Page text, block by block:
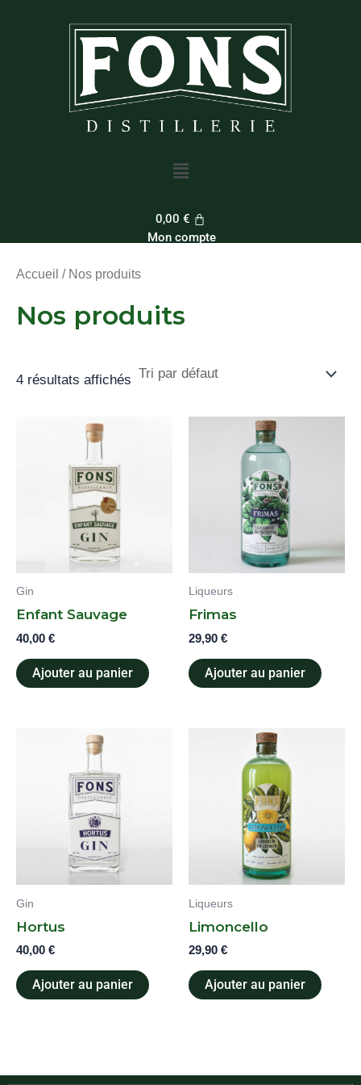
Menu
0,00 €
Mon compte
Accueil / Nos produits
Nos produits
4 résultats affichés
Gin
Enfant Sauvage
40,00 €
Ajouter au panier
Liqueurs
Frimas
29,90 €
Ajouter au panier
Gin
Hortus
40,00 €
Ajouter au panier
Liqueurs
Limoncello
29,90 €
Ajouter au panier